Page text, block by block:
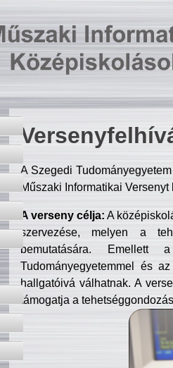
A Szegedi
Műszaki Informatikai
A verseny célja: A
szervezése, melyen a
bemutatására. Emellett
Tudományegyetemmel és
hallgatóivá válhatnak. A
támogatja a